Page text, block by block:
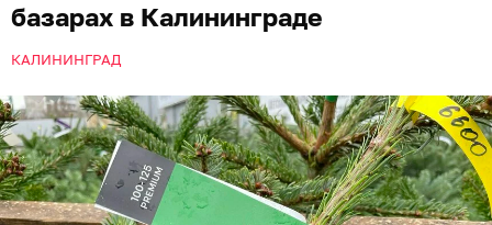
базарах в Калининграде
КАЛИНИНГРАД